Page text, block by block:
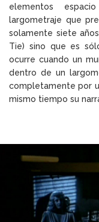
elementos
largometraje que
solamente siete
Tie) sino que es
ocurre cuando un
dentro de un
completamente por
mismo tiempo su